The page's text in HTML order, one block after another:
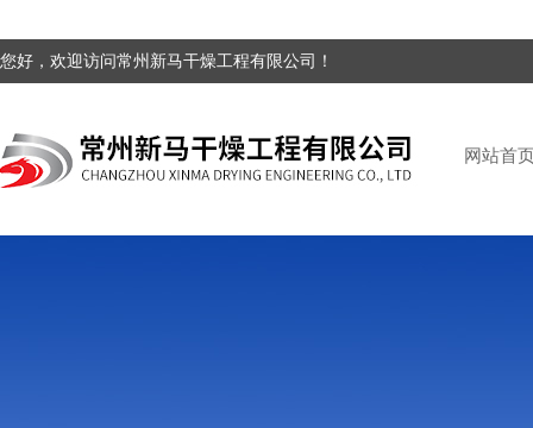
您好，欢迎访问常州新马干燥工程有限公司！
网站首